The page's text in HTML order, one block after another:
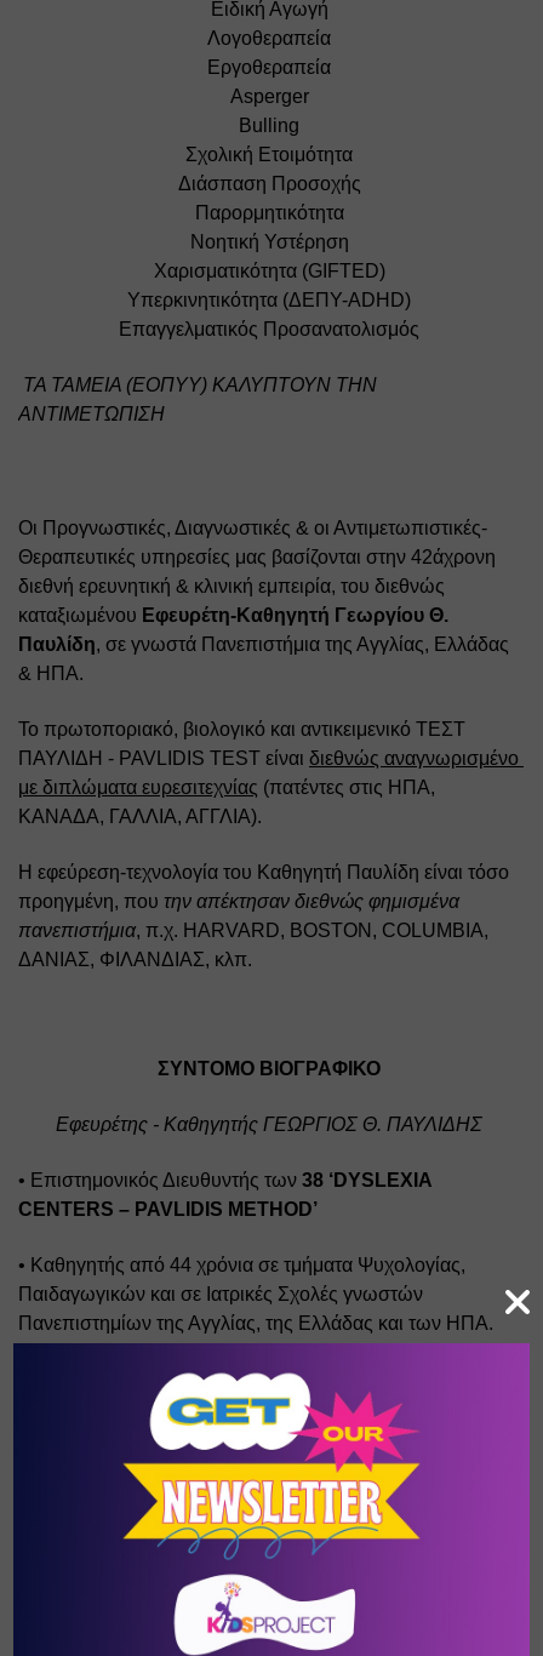
Ειδική Αγωγή
Λογοθεραπεία
Εργοθεραπεία
Αsperger
Bulling
Σχολική Ετοιμότητα
Διάσπαση Προσοχής
Παρορμητικότητα
Νοητική Υστέρηση
Χαρισματικότητα (GIFTED)
Υπερκινητικότητα (ΔΕΠΥ-ADHD)
Επαγγελματικός Προσανατολισμός
ΤΑ ΤΑΜΕΙΑ (ΕΟΠΥΥ) ΚΑΛΥΠΤΟΥΝ ΤΗΝ
ΑΝΤΙΜΕΤΩΠΙΣΗ
Οι Προγνωστικές, Διαγνωστικές & οι Αντιμετωπιστικές-
Θεραπευτικές υπηρεσίες μας βασίζονται στην 42άχρονη
διεθνή ερευνητική & κλινική εμπειρία, του διεθνώς
καταξιωμένου Εφευρέτη-Καθηγητή Γεωργίου Θ.
Παυλίδη, σε γνωστά Πανεπιστήμια της Αγγλίας, Ελλάδας
& ΗΠΑ.
Το πρωτοποριακό, βιολογικό και αντικειμενικό ΤΕΣΤ
ΠΑΥΛΙΔΗ - PAVLIDIS TEST είναι διεθνώς αναγνωρισμένο
με διπλώματα ευρεσιτεχνίας (πατέντες στις ΗΠΑ,
ΚΑΝΑΔΑ, ΓΑΛΛΙΑ, ΑΓΓΛΙΑ).
Η εφεύρεση-τεχνολογία του Καθηγητή Παυλίδη είναι τόσο
προηγμένη, που την απέκτησαν διεθνώς φημισμένα
πανεπιστήμια, π.χ. HARVARD, BOSTON, COLUMBIA,
ΔΑΝΙΑΣ, ΦΙΛΑΝΔΙΑΣ, κλπ.
ΣΥΝΤΟΜΟ ΒΙΟΓΡΑΦΙΚΟ
Εφευρέτης - Καθηγητής ΓΕΩΡΓΙΟΣ Θ. ΠΑΥΛΙΔΗΣ
• Επιστημονικός Διευθυντής των 38 ‘DYSLEXIA
CENTERS – PAVLIDIS METHOD’
• Καθηγητής από 44 χρόνια σε τμήματα Ψυχολογίας,
Παιδαγωγικών και σε Ιατρικές Σχολές γνωστών
Πανεπιστημίων της Αγγλίας, της Ελλάδας και των ΗΠΑ.
Διεθνώς καταξιωμένη Αυθεντία στη Δυσλεξία, στη
Διάσπαση Προσοχής και στην Οφθαλμοκίνηση.
Επίσης, είναι ο Εφευρέτης νέων τεχνολογιών και μεθόδων,
παγκόσμιας αναγνώρισης και ακτινοβολίας.
• Νεότατος, μόλις 23 ετών ξεκίνησε την πανεπιστημιακή
του σταδιοδρομία στο Μάντσεστερ της Αγγλίας.
• 30 ετών εξελέγη ομόφωνα Fellow, και 2 φορές ομόφωνα